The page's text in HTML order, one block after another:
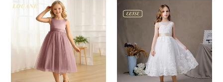
LOUANE
ans
12
ans
au
14